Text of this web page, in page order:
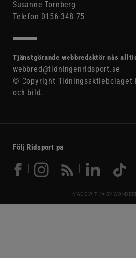
Susanne Tornberg
Telefon 0156-348 75
Tjänstgörande webbredaktör nås
webbred@tidningenridsport.se
© Copyright Tidningsaktiebolaget
och bild.
Följ Ridsport på
MADE WITH ♥ BY